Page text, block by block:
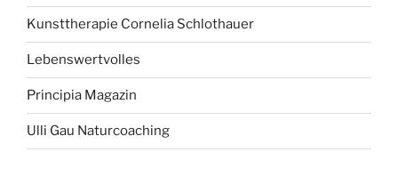
Kunsttherapie Cornelia Schlothauer
Lebenswertvolles
Principia Magazin
Ulli Gau Naturcoaching